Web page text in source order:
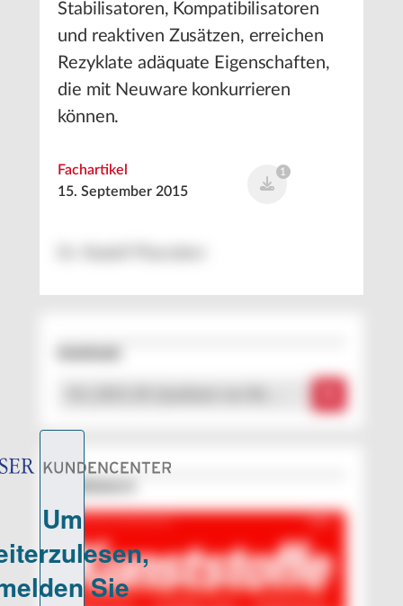
Stabilisatoren, Kompatibilisatoren
und reaktiven Zusätzen, erreichen
Rezyklate adäquate Eigenschaften,
die mit Neuware konkurrieren
können.
Fachartikel
15. September 2015
1